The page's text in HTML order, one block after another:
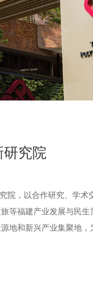
究院
，以合作研究、学
等福建产业发展与民生
和新兴产业集聚地，